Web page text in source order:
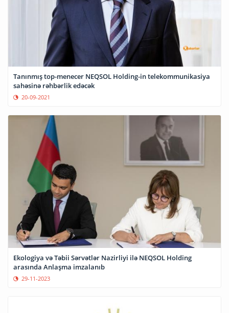
Tanınmış top-menecer NEQSOL Holding-in telekommunikasiya
sahəsinə rəhbərlik edəcək
20-09-2021
Ekologiya və Təbii Sərvətlər Nazirliyi ilə NEQSOL Holding
arasında Anlaşma imzalanıb
29-11-2023